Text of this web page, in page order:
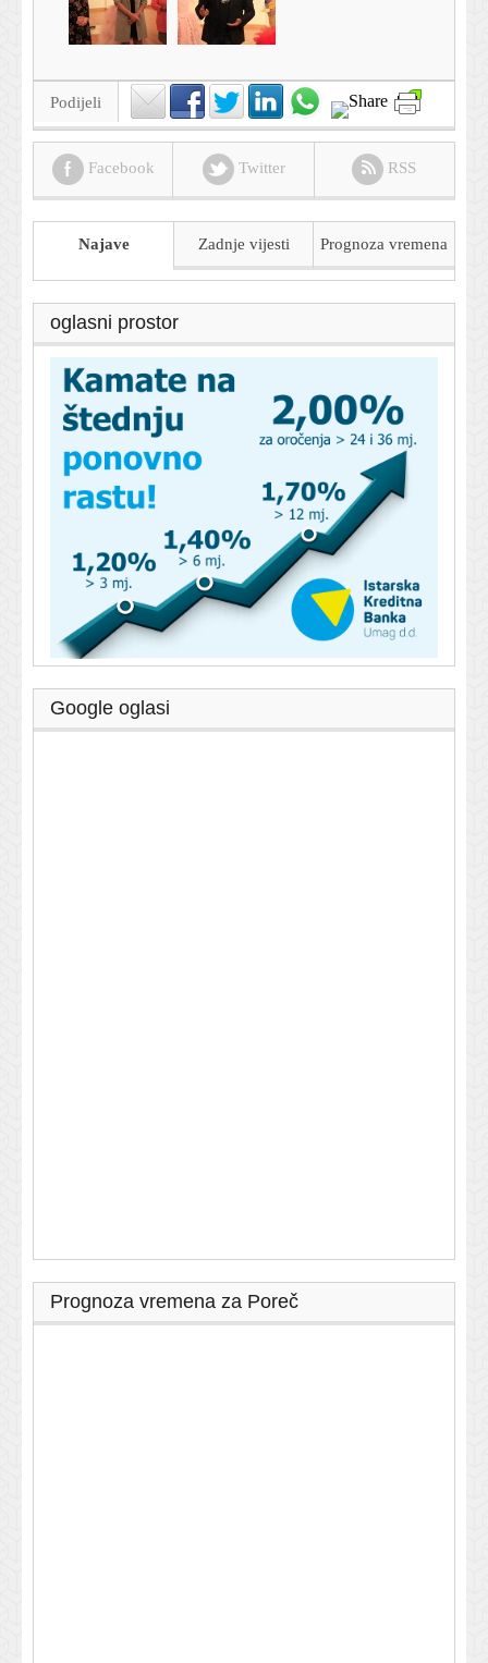
Podijeli
Facebook Twitter RSS
Najave Zadnje vijesti Prognoza vremena
oglasni prostor
Google oglasi
Prognoza vremena za Poreč